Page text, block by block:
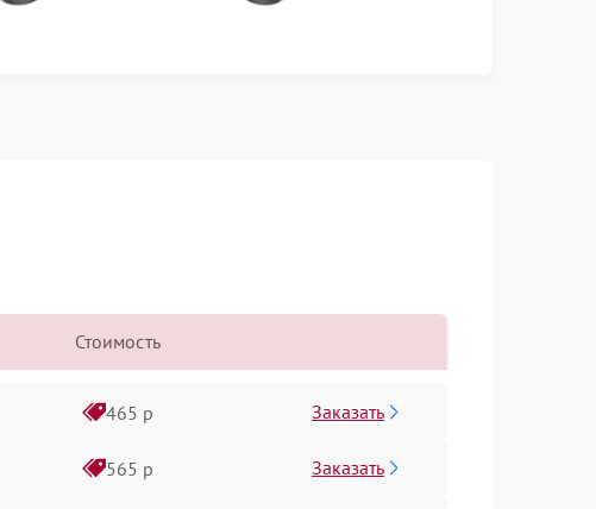
Стоимость
465 р Заказать
565 р Заказать